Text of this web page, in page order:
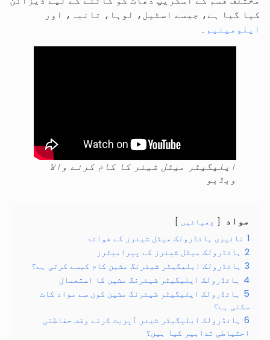
کیا گیا ہے، جیسے اسٹیل، لوہا، تانبہ، اور
ایلومینیم ۔
ایلیگیٹر میٹل شیئر کا کام کرنے والا
ویڈیو
مواد چھپائیں
1 تائیزی ہائڈرولک میٹل شیئرز کے فوائد
2 ہائڈرولک میٹل شیئرز کے پیرامیٹرز
3 ہائڈرولک ایلیگیٹر شیئرنگ مشین کام کیسے کرتی ہے؟
4 ہائڈرولک ایلیگیٹر شیئرنگ مشین کا استعمال
5 ہائڈرولک ایلیگیٹر شیئرنگ مشین کون سے مواد کاٹ
سکتی ہے؟
6 ہائڈرولک ایلیگیٹر شیئر آپریٹ کرتے وقت حفاظتی
احتیاطی تدابیر کیا ہیں؟